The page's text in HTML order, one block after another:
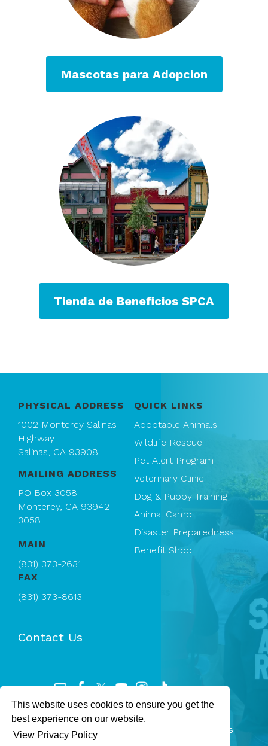
This website uses cookies to ensure you get the
best experience on our website.
View Privacy Policy
Mascotas para Adopcion
Tienda de Beneficios SPCA
PHYSICAL ADDRESS
1002 Monterey Salinas
Highway
Salinas, CA 93908
MAILING ADDRESS
PO Box 3058
Monterey, CA 93942-
3058
MAIN
(831) 373-2631
FAX
(831) 373-8613
Contact Us
QUICK LINKS
Adoptable Animals
Wildlife Rescue
Pet Alert Program
Veterinary Clinic
Dog & Puppy Training
Animal Camp
Disaster Preparedness
Benefit Shop
Registered 501(c)(3). EIN: 94-1167409
SPCA Monterey County — © 2026 All rights